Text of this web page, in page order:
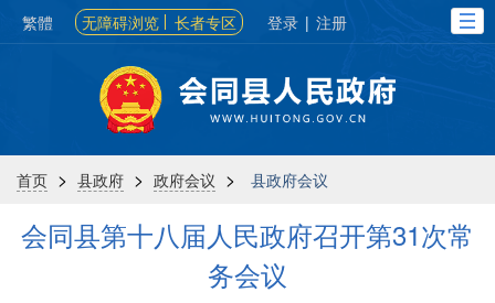
繁體 无障碍浏览 长者专区 登录 | 注册
首页 > 县政府 > 政府会议 > 县政府会议
会同县第十八届人民政府召开第31次常
务会议